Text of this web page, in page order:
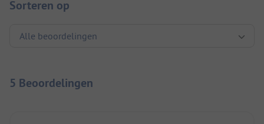
Sorteren op
5 Beoordelingen